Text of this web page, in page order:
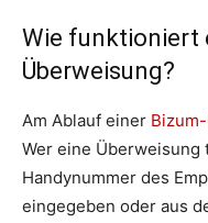
Wie funktioniert
Überweisung?
Am Ablauf einer
Wer eine Überweisung
Handynummer des
eingegeben oder aus